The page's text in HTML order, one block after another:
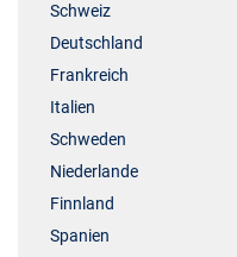
Schweiz
Deutschland
Frankreich
Italien
Schweden
Niederlande
Finnland
Spanien